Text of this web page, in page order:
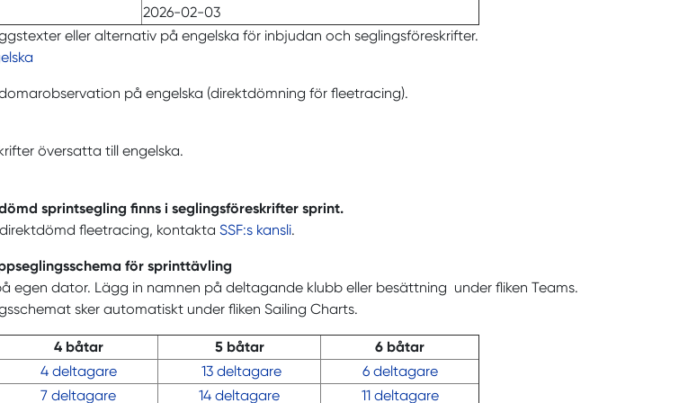
2026-02-03
eller alternativ på engelska för inbjudan och seglingsföreskrifter.
på engelska (direktdömning för fleetracing).
översatta till engelska.
sprintsegling finns i seglingsföreskrifter sprint.
fleetracing, kontakta SSF:s kansli.
för sprinttävling
egen dator. Lägg in namnen på deltagande klubb eller besättning under fliken Teams.
sker automatiskt under fliken Sailing Charts.
4 båtar 5 båtar
6 båtar
4 deltagare 13 deltagare
6 deltagare
7 deltagare 14 deltagare
11 deltagare